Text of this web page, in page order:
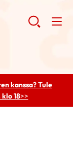
kanssa? Tule
18>>